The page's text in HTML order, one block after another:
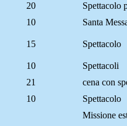
20
Spettacolo
10 Santa
15 Spettacolo
10
Spettacoli
21
cena con
10
Spettacolo
Missione